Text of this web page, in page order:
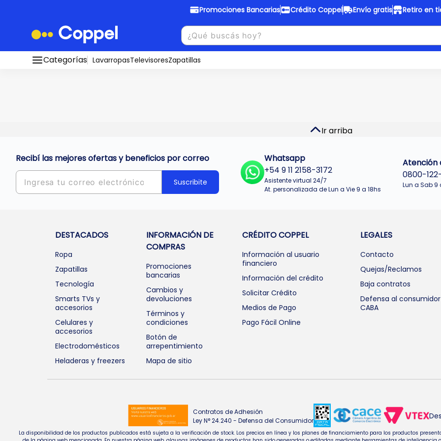
Promociones Bancarias Crédito Coppel Envío gratis Retiro en
Promociones Bancarias
Conocé todos nuestros medios de pago
Crédito Coppel
Hasta
Envío gratis
Categorías LavarropasTelevisoresZapatillas
Ir arriba
Recibí las mejores ofertas y beneficios por correo
Suscribite
Whatsapp
+54 9 11 2158-3172
Asistente virtual 24/7
At. personalizada de Lun a Vie 9 a 18hs
Atención
0800-
Lun a Sab 9
DESTACADOS
Ropa
Zapatillas
Tecnología
Smarts TVs y
accesorios
Celulares y
accesorios
Electrodomésticos
Heladeras y freezers
INFORMACIÓN DE
COMPRAS
Promociones
bancarias
Cambios y
devoluciones
Términos y
condiciones
Botón de
arrepentimiento
Mapa de sitio
CRÉDITO COPPEL
Información al usuario
financiero
Información del crédito
Solicitar Crédito
Medios de Pago
Pago Fácil Online
LEGALES
Contacto
Quejas/Reclamos
Baja contratos
Defensa al consumidor
CABA
Contratos de Adhesión
Ley N° 24.240 - Defensa del Consumidor
La disponibilidad de los productos publicados está sujeta a la verificación de stock. Los precios en línea y los planes de financiamiento para los productos